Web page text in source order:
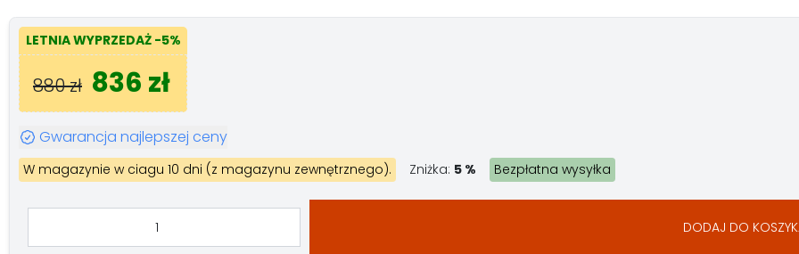
LETNIA WYPRZEDAŻ -5%
880 zł 836 zł
Gwarancja najlepszej ceny
W magazynie w ciagu 10 dni (z magazynu zewnętrznego). Zniżka: 5 % Bezpłatna wysyłka
DODAJ DO